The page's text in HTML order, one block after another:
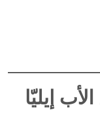
إيليّا